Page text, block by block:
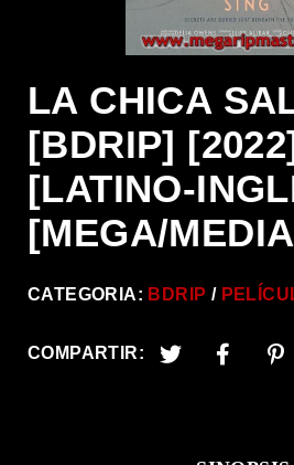
LA CHICA
[BDRIP]
[LATINO-
[MEGA/
CATEGORIA: BDRIP
COMPARTIR: